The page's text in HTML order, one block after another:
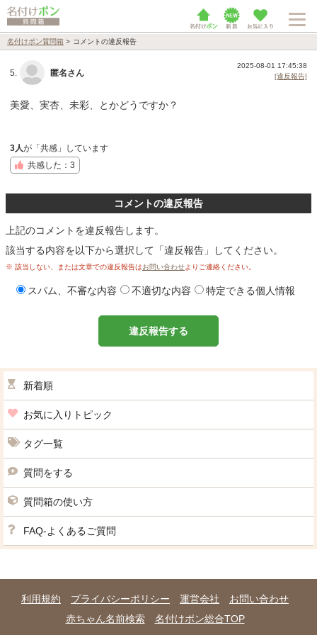
名付けポン質問箱 > コメントの違反報告
5. 匿名さん
2025-08-01 17:45:38
[違反報告]
美愛、実杏、未彩、とかどうですか？
3人が「共感」しています
共感した：3
コメントの違反報告
上記のコメントを違反報告します。
該当する内容を以下から選択して「違反報告」してください。
※ 該当しない、または文章での違反報告はお問い合わせよりご連絡ください。
スパム、不審な内容 不適切な内容 特定できる個人情報
違反報告する
新着順
お気に入りトピック
タグ一覧
質問をする
質問箱の使い方
FAQ-よくあるご質問
利用規約 プライバシーポリシー 運営会社
お問い合わせ
赤ちゃん名前検索
名付けポン総合TOP